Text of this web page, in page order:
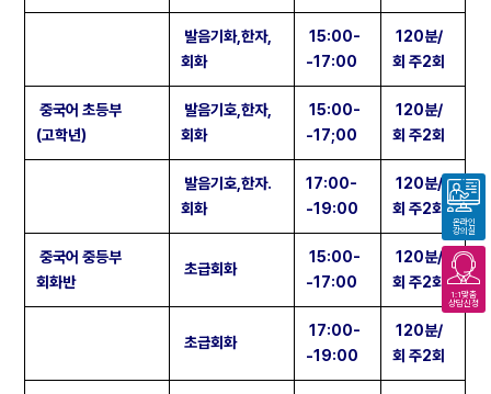
발음기화,한자,
회화
15:00-
-17:00
120분/
회 주2회
중국어 초등부
(고학년)
발음기호,한자,
회화
15:00-
-17;00
120분/
회 주2회
발음기호,한자.
회화
17:00-
-19:00
120분/
회 주2회
중국어 중등부
회화반
초급회화
15:00-
-17:00
120분/
회 주2회
초급회화
17:00-
-19:00
120분/
회 주2회
온라인
강의실
1:1맞춤
상담신청